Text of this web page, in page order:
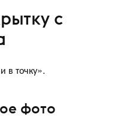
с
в точку».
фото